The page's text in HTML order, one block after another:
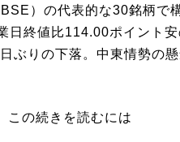
）の代表的な30銘柄で
日終値比114.00ポイント
ぶりの下落。中東情勢の
この続きを読むには